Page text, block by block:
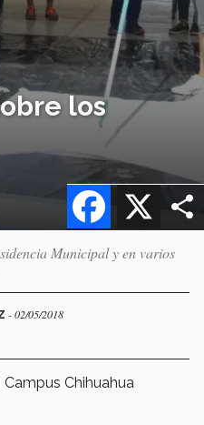
los
X
Facebook
Municipal y en varios
- 02/05/2018
Chihuahua